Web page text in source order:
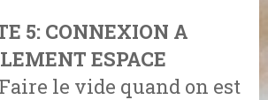
5: CONNEXION A
ESPACE
le vide quand on est